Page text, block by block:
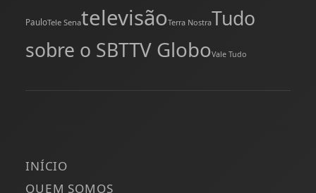
PauloTele SenatelevisãoTerra NostraTudo
sobre o SBTTV GloboVale Tudo
INÍCIO
QUEM SOMOS